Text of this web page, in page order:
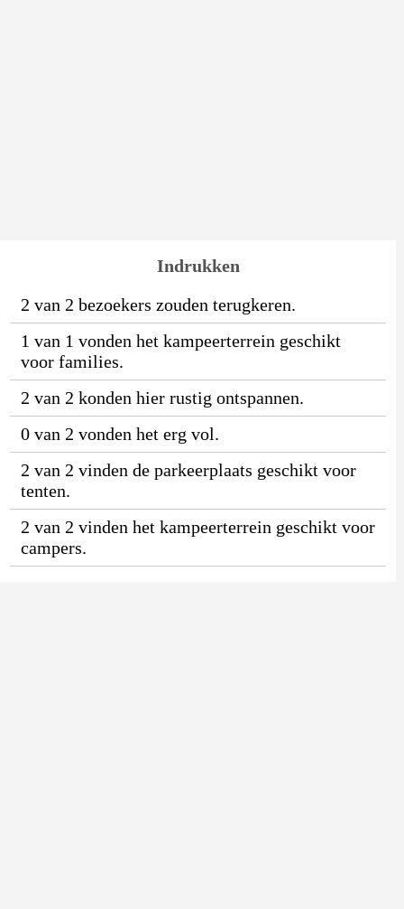
Indrukken
2 van 2 bezoekers zouden terugkeren.
1 van 1 vonden het kampeerterrein geschikt
voor families.
2 van 2 konden hier rustig ontspannen.
0 van 2 vonden het erg vol.
2 van 2 vinden de parkeerplaats geschikt voor
tenten.
2 van 2 vinden het kampeerterrein geschikt voor
campers.